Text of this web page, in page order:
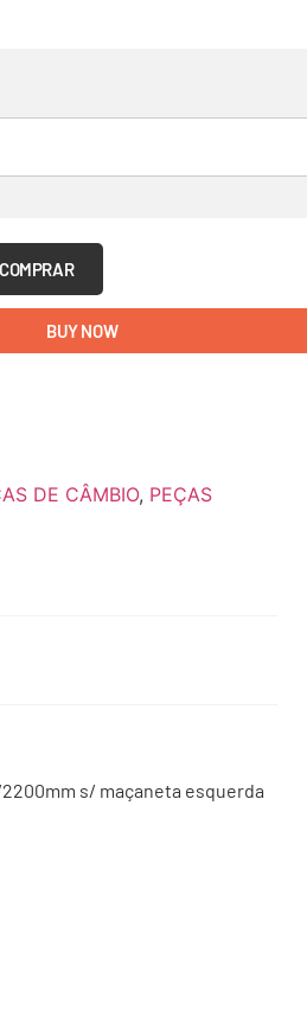
COMPRAR
BUY NOW
DE CÂMBIO, PEÇAS
s/ maçaneta esquerda